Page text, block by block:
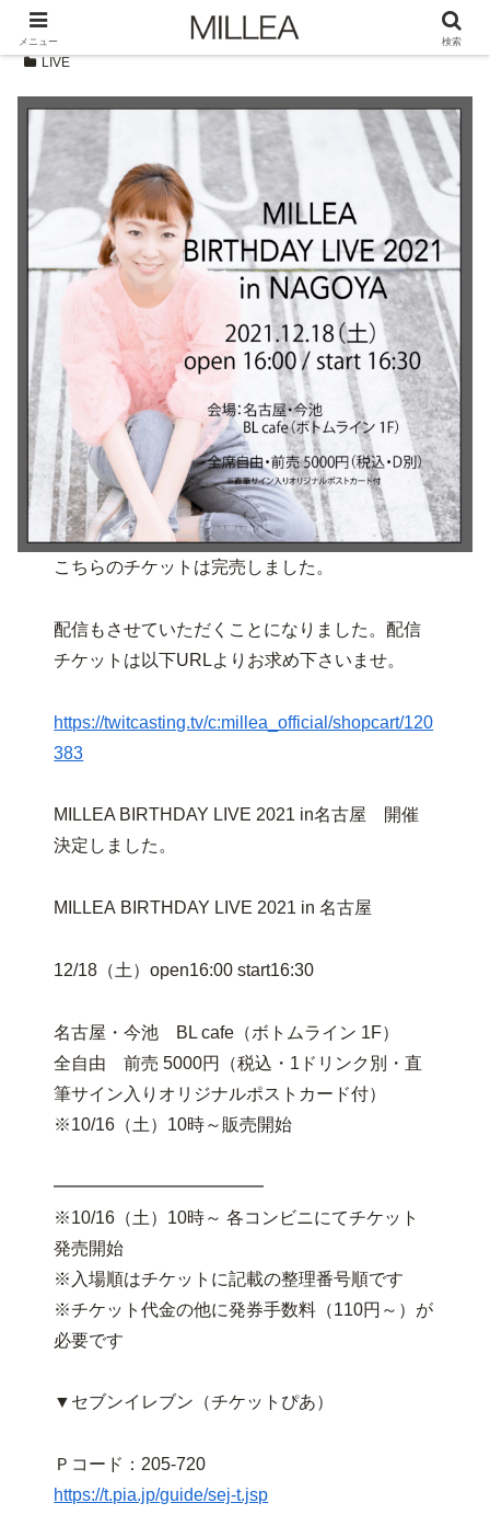
LIVE
こちらのチケットは完売しました。
配信もさせていただくことになりました。配信
チケットは以下URLよりお求め下さいませ。
https://twitcasting.tv/c:millea_official/shopcart/120
383
MILLEA BIRTHDAY LIVE 2021 in名古屋 開催
決定しました。
MILLEA BIRTHDAY LIVE 2021 in 名古屋
12/18（土）open16:00 start16:30
名古屋・今池 BL cafe（ボトムライン 1F）
全自由 前売 5000円（税込・1ドリンク別・直
筆サイン入りオリジナルポストカード付）
※10/16（土）10時～販売開始
━━━━━━━━━━━━
※10/16（土）10時～ 各コンビニにてチケット
発売開始
※入場順はチケットに記載の整理番号順です
※チケット代金の他に発券手数料（110円～）が
必要です
▼セブンイレブン（チケットぴあ）
Ｐコード：205-720
https://t.pia.jp/guide/sej-t.jsp
メニュー 検索